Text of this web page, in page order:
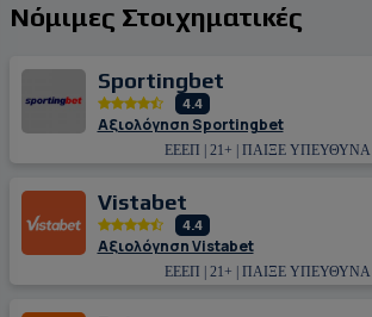
Νόμιμες Στοιχηματικές
Sportingbet
4.4
Αξιολόγηση Sportingbet
ΕΕΕΠ | 21+ | ΠΑΙΞΕ ΥΠΕΥΘΥΝΑ
Vistabet
4.4
Αξιολόγηση Vistabet
ΕΕΕΠ | 21+ | ΠΑΙΞΕ ΥΠΕΥΘΥΝΑ